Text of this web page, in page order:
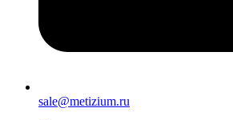
sale@metizium.ru